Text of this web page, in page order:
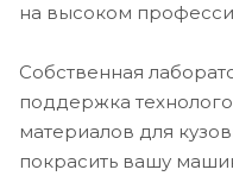
на высоком
Собственная
поддержка
материалов для
покрасить вашу